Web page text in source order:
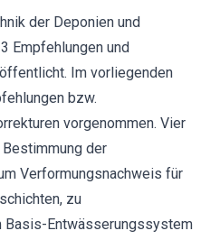
der Deponien und
Empfehlungen und
Im vorliegenden
bzw.
vorgenommen. Vier
der
Verformungsnachweis für
zu
Basis-Entwässerungssystem